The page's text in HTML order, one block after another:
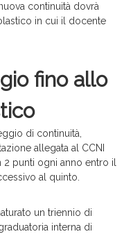
continuità dovrà
in cui il docente
fino allo
di continuità,
allegata al CCNI
2 punti ogni anno entro il
al quinto.
un triennio di
interna di